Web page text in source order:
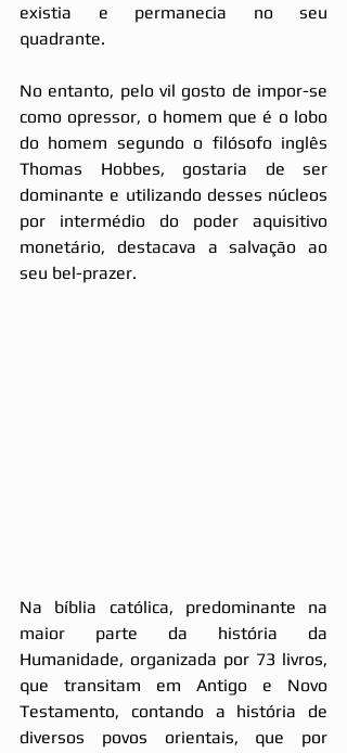
existia e permanecia no seu
quadrante.
No entanto, pelo vil gosto de impor-se
como opressor, o homem que é o lobo
do homem segundo o filósofo inglês
Thomas Hobbes, gostaria de ser
dominante e utilizando desses núcleos
por intermédio do poder aquisitivo
monetário, destacava a salvação ao
seu bel-prazer.
Na bíblia católica, predominante na
maior parte da história da
Humanidade, organizada por 73 livros,
que transitam em Antigo e Novo
Testamento, contando a história de
diversos povos orientais, que por